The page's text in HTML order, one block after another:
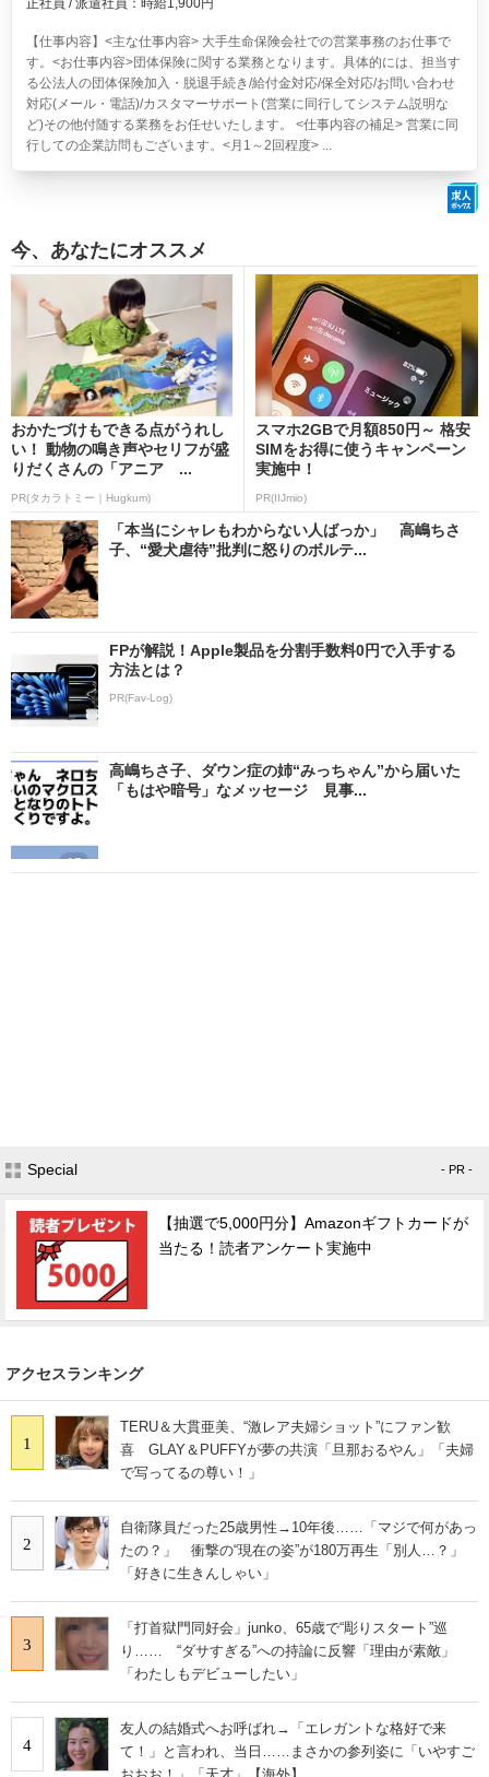
正社員 / 派遣社員：時給1,900円
【仕事内容】<主な仕事内容> 大手生命保険会社での営業事務のお仕事で
す。<お仕事内容>団体保険に関する業務となります。具体的には、担当す
る公法人の団体保険加入・脱退手続き/給付金対応/保全対応/お問い合わせ
対応(メール・電話)/カスタマーサポート(営業に同行してシステム説明な
ど)その他付随する業務をお任せいたします。 <仕事内容の補足> 営業に同
行しての企業訪問もございます。<月1～2回程度> ...
今、あなたにオススメ
おかたづけもできる点がうれし
い！ 動物の鳴き声やセリフが盛
りだくさんの「アニア ...
PR(タカラトミー｜Hugkum)
スマホ2GBで月額850円～ 格安
SIMをお得に使うキャンペーン
実施中！
PR(IIJmio)
「本当にシャレもわからない人ばっか」 高嶋ちさ
子、“愛犬虐待”批判に怒りのボルテ...
FPが解説！Apple製品を分割手数料0円で入手する
方法とは？
PR(Fav-Log)
高嶋ちさ子、ダウン症の姉“みっちゃん”から届いた
「もはや暗号」なメッセージ 見事...
Special - PR -
【抽選で5,000円分】Amazonギフトカードが
当たる！読者アンケート実施中
アクセスランキング
1
TERU＆大貫亜美、“激レア夫婦ショット”にファン歓
喜 GLAY＆PUFFYが夢の共演「旦那おるやん」「夫婦
で写ってるの尊い！」
2
自衛隊員だった25歳男性→10年後……「マジで何があっ
たの？」 衝撃の“現在の姿”が180万再生「別人…？」
「好きに生きんしゃい」
3
「打首獄門同好会」junko、65歳で“彫りスタート”巡
り…… “ダサすぎる”への持論に反響「理由が素敵」
「わたしもデビューしたい」
4
友人の結婚式へお呼ばれ→「エレガントな格好で来
て！」と言われ、当日……まさかの参列姿に「いやすご